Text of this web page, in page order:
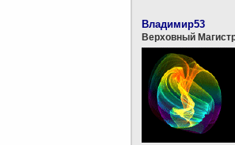
Владимир53
Верховный